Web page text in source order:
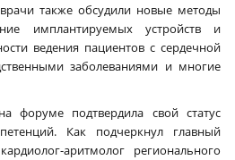
также обсудили новые методы
имплантируемых устройств и
ведения пациентов с сердечной
заболеваниями и многие
форуме подтвердила свой статус
Как подчеркнул главный
аритмолог регионального